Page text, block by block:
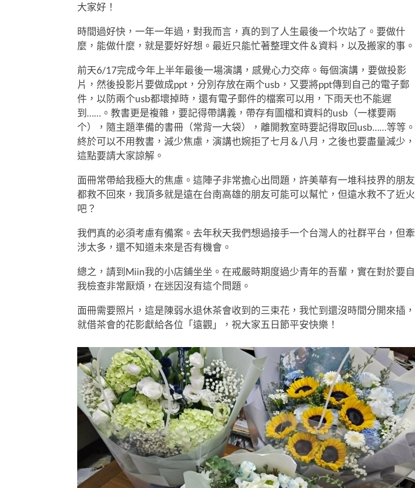
大家好！
時間過好快，一年一年過，對我而言，真的到了人生最後一个坎站了。要做什
麼，能做什麼，就是要好好想。最近只能忙著整理文件＆資料，以及搬家的事。
前天6/17完成今年上半年最後一場演講，感覺心力交瘁。每個演講，要做投影
片，然後投影片要做成ppt，分別存放在兩个usb，又要將ppt傳到自己的電子郵
件，以防兩个usb都壞掉時，還有電子郵件的檔案可以用，下雨天也不能遲
到……。教書更是複雜，要記得帶講義，帶存有圖檔和資料的usb（一樣要兩
个），隨主題準備的書冊（常背一大袋），離開教室時要記得取回usb……等等。
終於可以不用教書，減少焦慮，演講也婉拒了七月＆八月，之後也要盡量減少，
這點要請大家諒解。
面冊常帶給我極大的焦慮。這陣子非常擔心出問題，許美華有一堆科技界的朋友
都救不回來，我頂多就是遠在台南高雄的朋友可能可以幫忙，但遠水救不了近火
吧？
我們真的必須考慮有備案。去年秋天我們想過接手一个台灣人的社群平台，但牽
涉太多，還不知道未來是否有機會。
總之，請到Miin我的小店鋪坐坐。在戒嚴時期度過少青年的吾輩，實在對於要自
我檢查非常厭煩，在迷因沒有這个問題。
面冊需要照片，這是陳弱水退休茶會收到的三束花，我忙到還沒時間分開來插，
就借茶會的花影獻給各位「遠觀」，祝大家五日節平安快樂！